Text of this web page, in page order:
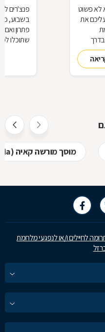
לא פשוט
את
פנצ'רים
בשבוע,
פתרון
שתוכלו
מוסך מורשה קאיה (kia) בחולון
לחיילים ו/או לנפגעי מלחמת